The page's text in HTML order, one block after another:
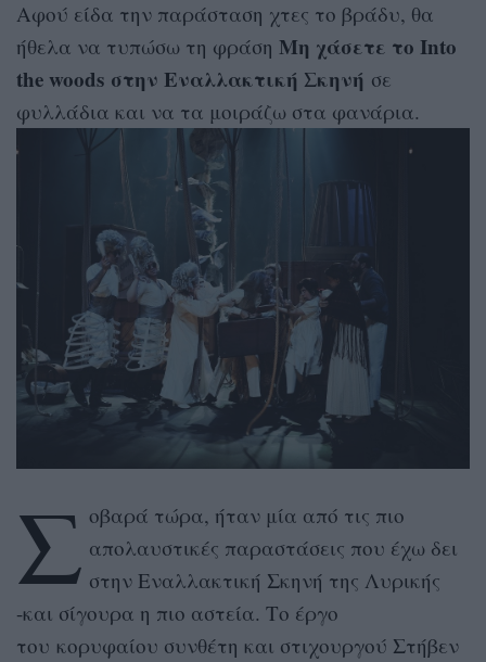
Αφού είδα την παράσταση χτες το βράδυ, θα
ήθελα να τυπώσω τη φράση Μη χάσετε το Into
the woods στην Εναλλακτική Σκηνή σε
φυλλάδια και να τα μοιράζω στα φανάρια.
Σ οβαρά τώρα, ήταν μία από τις πιο
απολαυστικές παραστάσεις που έχω δει
στην Εναλλακτική Σκηνή της Λυρικής
-και σίγουρα η πιο αστεία. Το έργο
του κορυφαίου συνθέτη και στιχουργού Στήβεν